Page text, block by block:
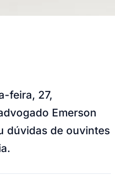
feira, 27,
Emerson
dúvidas de ouvintes